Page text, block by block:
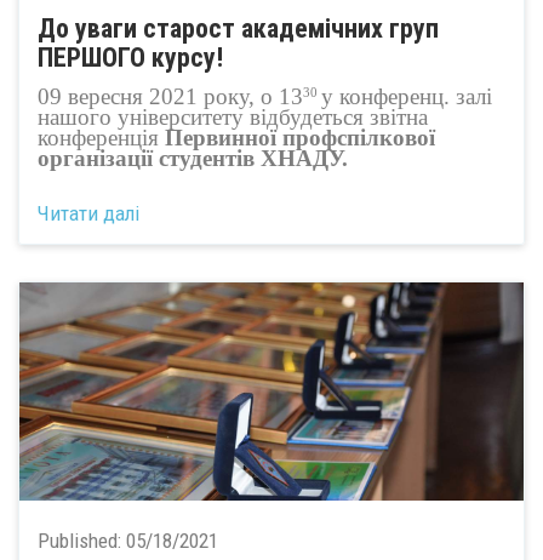
До уваги старост академічних груп
ПЕРШОГО курсу!
09 вересня 2021 року, о 1330 у конференц. залі
нашого університету відбудеться звітна
конференція Первинної профспілкової
організації студентів ХНАДУ.
Читати далі
Published: 05/18/2021